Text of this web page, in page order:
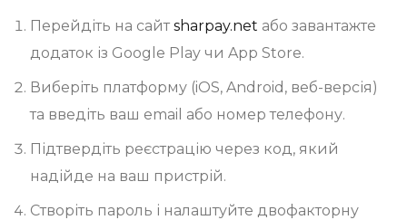
Перейдіть на сайт sharpay.net або завантажте
додаток із Google Play чи App Store.
Виберіть платформу (iOS, Android, веб-версія)
та введіть ваш email або номер телефону.
Підтвердіть реєстрацію через код, який
надійде на ваш пристрій.
Створіть пароль і налаштуйте двофакторну